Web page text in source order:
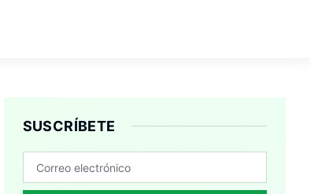
SUSCRÍBETE